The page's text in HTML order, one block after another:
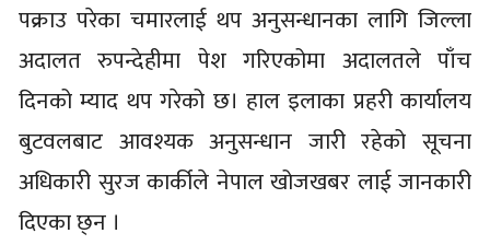
पक्राउ परेका चमारलाई थप अनुसन्धानका लागि जिल्ला
अदालत रुपन्देहीमा पेश गरिएकोमा अदालतले पाँच
दिनको म्याद थप गरेको छ। हाल इलाका प्रहरी कार्यालय
बुटवलबाट आवश्यक अनुसन्धान जारी रहेको सूचना
अधिकारी सुरज कार्कीले नेपाल खोजखबर लाई जानकारी
दिएका छ्न ।